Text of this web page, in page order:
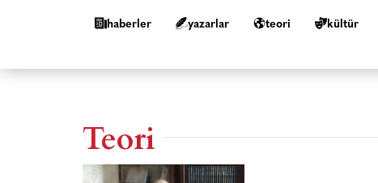
haberler yazarlar teori kültür
Teori